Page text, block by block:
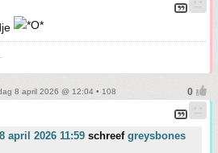
8 april 2026 @ 12:04 • 108
april 2026 11:59 schreef greysbones